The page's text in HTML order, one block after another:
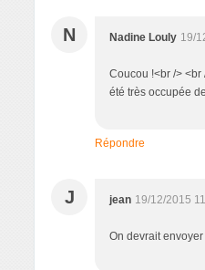
N Nadine Louly 19/
Coucou !<br />
été très occupée
Répondre
J jean 19/12/2015
On devrait